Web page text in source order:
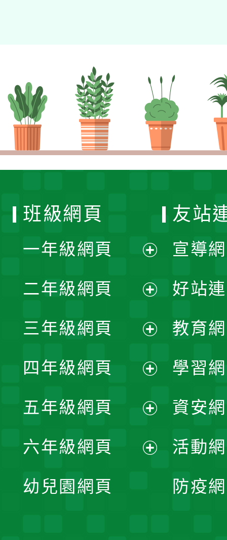
班級網頁
一年級網頁
開
選
單
二年級網頁
開
選
單
三年級網頁
開
選
單
四年級網頁
開
選
五年級網頁
開
六年級網頁
幼兒園網頁
友站
宣導
好站
教育
學習
資安
活動
防疫